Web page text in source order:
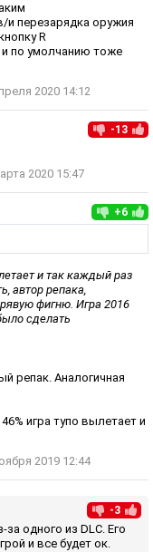
и перезарядка оружия
R
и по умолчанию тоже
2020 14:12
-13
2020 15:47
+6
и так каждый раз
автор репака,
фигню. Игра 2016
сделать
репак. Аналогичная
игра тупо вылетает и
2019 12:44
-3
одного из DLC. Его
и все будет ок.